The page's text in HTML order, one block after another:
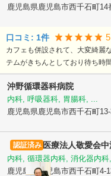
鹿児島県鹿児島市西千石町14
口コミ: 1件 5
カフェも併設されて、大変綺麗
テムがきちんとしており待ち時
沖野循環器科病院
内科, 呼吸器科, 胃腸科, ...
鹿児島県鹿児島市西千石町
認証済み医療法人敬愛会中
内科, 循環器内科, 消化器内科,
鹿児島県鹿児島市西千石町4-